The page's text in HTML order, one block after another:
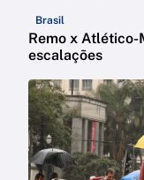
Brasil
Remo x Atlético-
escalações